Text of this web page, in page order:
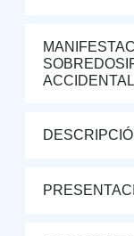
ACCIDENTAL